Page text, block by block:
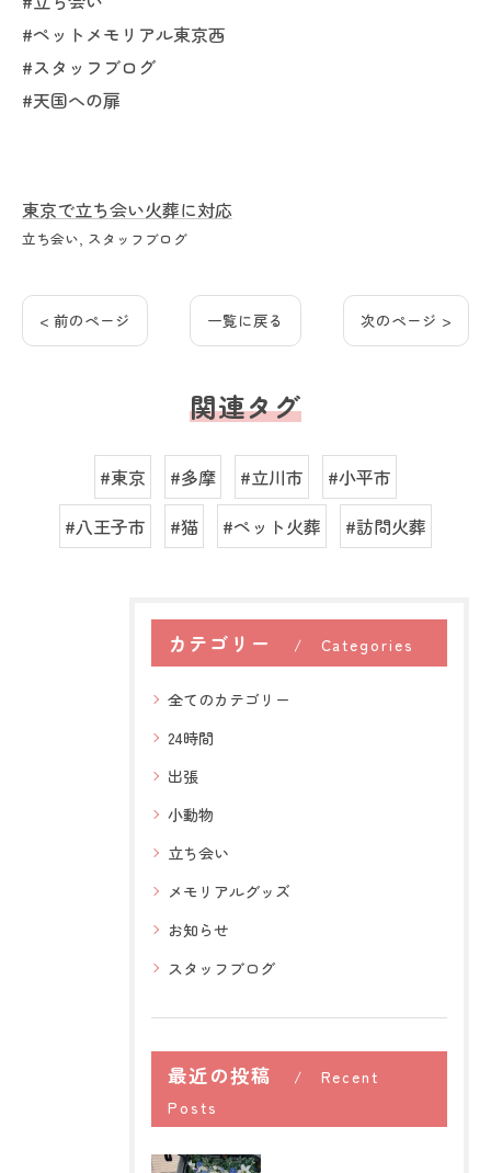
#ペットメモリアル東京西
#スタッフブログ
#天国への扉
東京で立ち会い火葬に対応
立ち会い スタッフブログ
< 前のページ 一覧に戻る 次のページ >
関連タグ
#東京 #多摩 #立川市
#小平市
#八王子市
#猫 #ペット火葬 #訪問火葬
カテゴリー Categories
全てのカテゴリー
24時間
出張
小動物
立ち会い
メモリアルグッズ
お知らせ
スタッフブログ
最近の投稿
Recent
Posts